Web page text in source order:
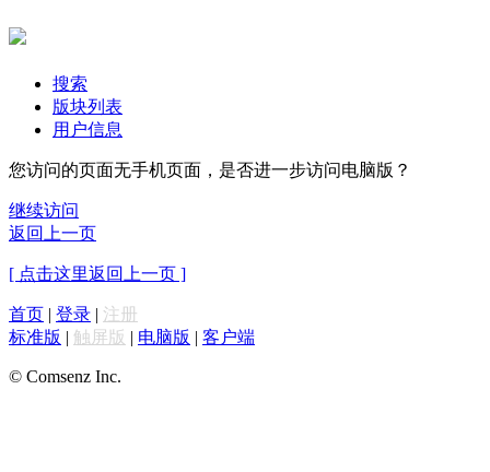
搜索
版块列表
用户信息
您访问的页面无手机页面，是否进一步访问电脑版？
继续访问
返回上一页
[ 点击这里返回上一页 ]
首页 | 登录 | 注册
标准版 | 触屏版 | 电脑版 | 客户端
© Comsenz Inc.